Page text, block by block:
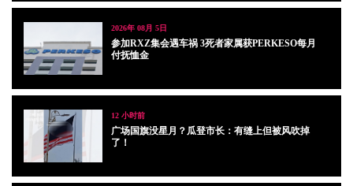
2026年 08月 5日
参加RXZ集会遇车祸 3死者家属获PERKESO每月
付抚恤金
12 小时前
广场国旗没星月？瓜登市长：有缝上但被风吹掉
了！